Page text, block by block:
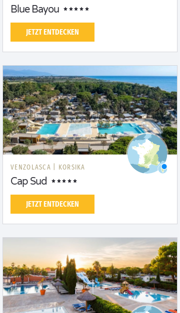
Blue Bayou
JETZT ENTDECKEN
VENZOLASCA | KORSIKA
Cap Sud
JETZT ENTDECKEN